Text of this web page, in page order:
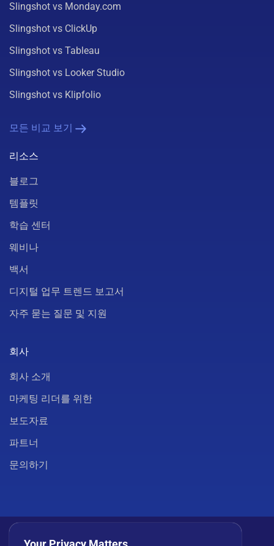
Slingshot vs Monday.com
Slingshot vs ClickUp
Slingshot vs Tableau
Slingshot vs Looker Studio
Slingshot vs Klipfolio
모든 비교 보기
리소스
블로그
템플릿
학습 센터
웨비나
백서
디지털 업무 트렌드 보고서
자주 묻는 질문 및 지원
회사
회사 소개
마케팅 리더를 위한
보도자료
파트너
문의하기